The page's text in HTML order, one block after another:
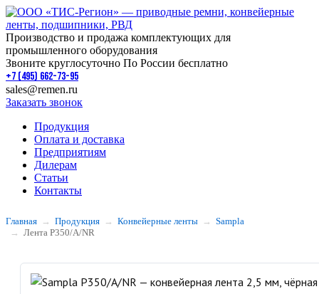
Производство и продажа комплектующих для
промышленного оборудования
Звоните круглосуточно По России бесплатно
+7 (495) 662-73-95
sales@remen.ru
Заказать звонок
Продукция
Оплата и доставка
Предприятиям
Дилерам
Статьи
Контакты
Главная Продукция Конвейерные ленты
Sampla
Лента P350/A/NR